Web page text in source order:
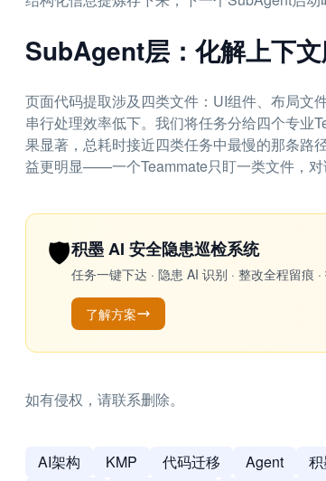
SubAgent层：化解上下
页面代码提取涉及四类文件：UI组件、布局文
串行处理效率低下。我们将任务分给四个专业
果显著，总耗时接近四类任务中最慢的那条路
益更明显——一个Teammate只盯一类文件，对
🛡️积墨 AI 安全隐患巡检系统
任务一键下达 · 隐患 AI 识别 · 整改全程留痕
了解方案
如有侵权，请联系删除。
AI架构 KMP 代码迁移 Agent